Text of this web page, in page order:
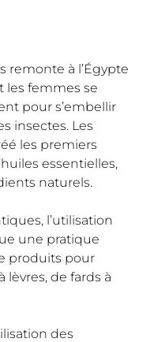
remonte à l’Égypte
les femmes se
pour s’embellir
insectes. Les
les premiers
essentielles,
naturels.
l’utilisation
une pratique
produits pour
lèvres, de fards à
des